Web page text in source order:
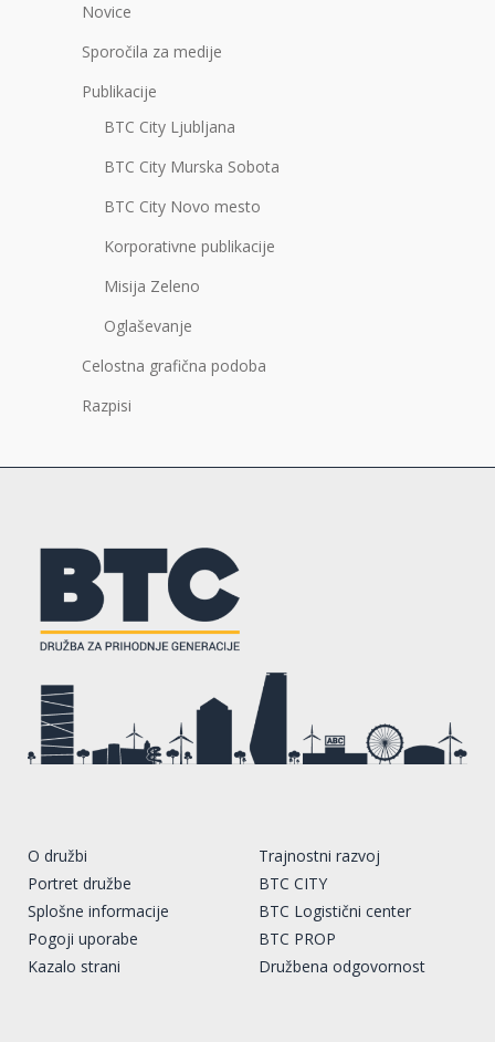
Novice
Sporočila za medije
Publikacije
BTC City Ljubljana
BTC City Murska Sobota
BTC City Novo mesto
Korporativne publikacije
Misija Zeleno
Oglaševanje
Celostna grafična podoba
Razpisi
O družbi
Portret družbe
Splošne informacije
Pogoji uporabe
Kazalo strani
Trajnostni razvoj
BTC CITY
BTC Logistični center
BTC PROP
Družbena odgovornost